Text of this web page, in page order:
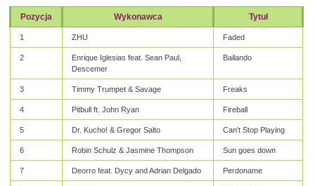
Pozycja Wykonawca Tytuł
1 ZHU Faded
2
Enrique Iglesias feat. Sean Paul,
Descemer
Bailando
3 Timmy Trumpet & Savage Freaks
4 Pitbull ft. John Ryan Fireball
5 Dr. Kucho! & Gregor Salto Can't Stop Playing
6 Robin Schulz & Jasmine Thompson Sun goes down
7 Deorro feat. Dycy and Adrian Delgado Perdoname